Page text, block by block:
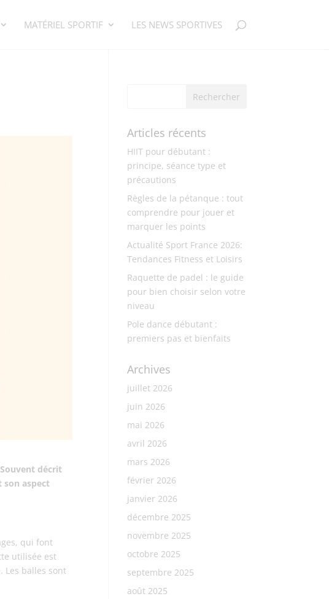
MATÉRIEL SPORTIF LES NEWS SPORTIVES
décrit
son aspect
qui font
utilisée est
Les balles sont
Articles récents
HIIT pour débutant :
principe, séance type et
précautions
Règles de la pétanque : tout
comprendre pour jouer et
marquer les points
Actualité Sport France 2026:
Tendances Fitness et Loisirs
Raquette de padel : le guide
pour bien choisir selon votre
niveau
Pole dance débutant :
premiers pas et bienfaits
Archives
juillet 2026
juin 2026
mai 2026
avril 2026
mars 2026
février 2026
janvier 2026
décembre 2025
novembre 2025
octobre 2025
septembre 2025
août 2025